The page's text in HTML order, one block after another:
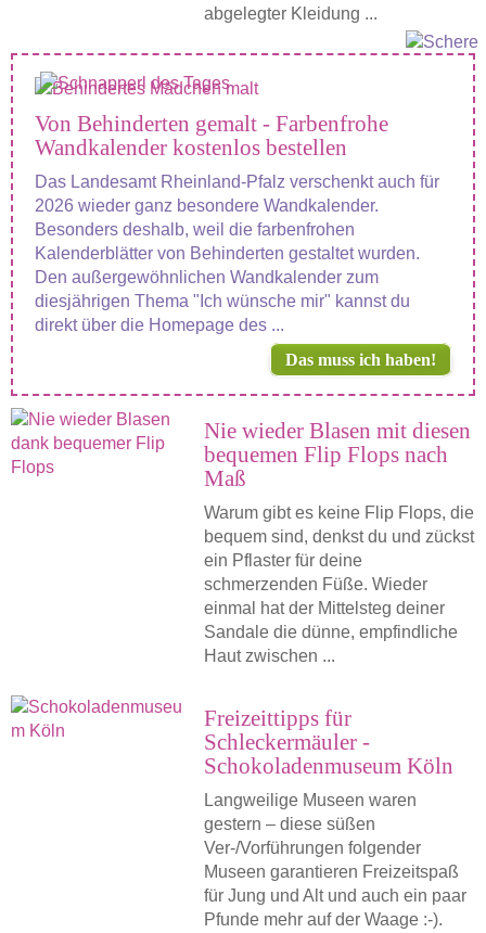
abgelegter Kleidung ...
Von Behinderten gemalt - Farbenfrohe
Wandkalender kostenlos bestellen
Das Landesamt Rheinland-Pfalz verschenkt auch für
2026 wieder ganz besondere Wandkalender.
Besonders deshalb, weil die farbenfrohen
Kalenderblätter von Behinderten gestaltet wurden.
Den außergewöhnlichen Wandkalender zum
diesjährigen Thema "Ich wünsche mir" kannst du
direkt über die Homepage des ...
Das muss ich haben!
Nie wieder Blasen mit diesen
bequemen Flip Flops nach
Maß
Warum gibt es keine Flip Flops, die
bequem sind, denkst du und zückst
ein Pflaster für deine
schmerzenden Füße. Wieder
einmal hat der Mittelsteg deiner
Sandale die dünne, empfindliche
Haut zwischen ...
Freizeittipps für
Schleckermäuler -
Schokoladenmuseum Köln
Langweilige Museen waren
gestern – diese süßen
Ver-/Vorführungen folgender
Museen garantieren Freizeitspaß
für Jung und Alt und auch ein paar
Pfunde mehr auf der Waage :-).